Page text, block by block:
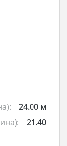
24.00 м
21.40